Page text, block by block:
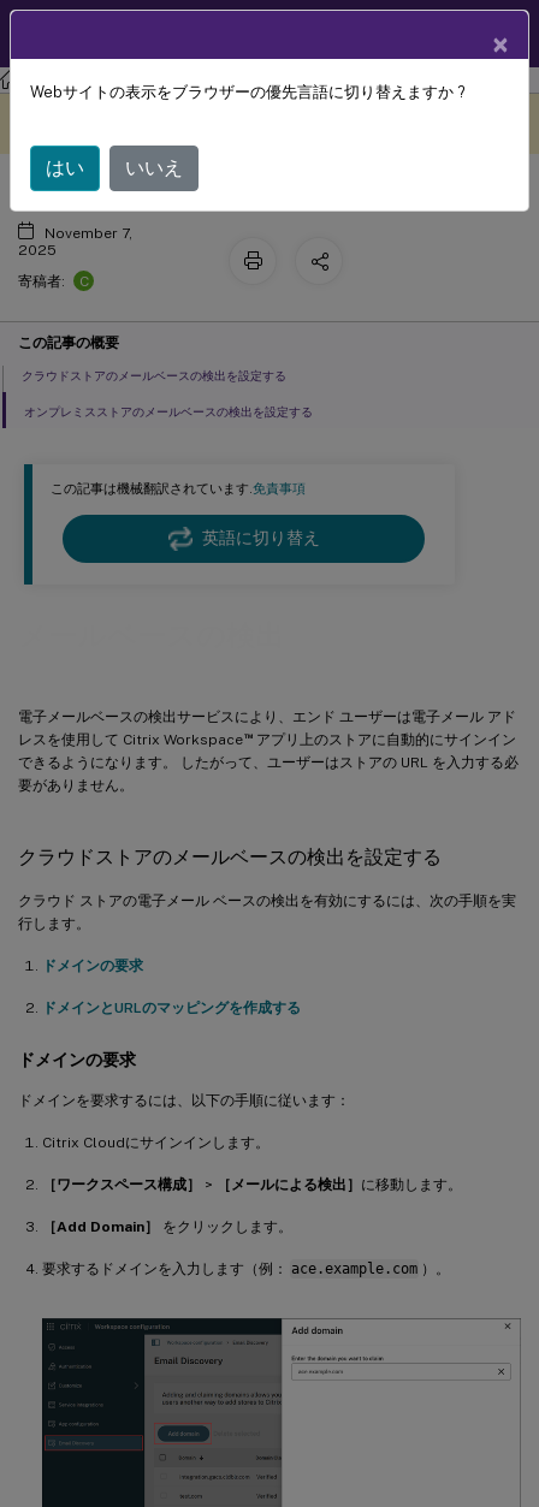
Citrix Workspace
この記事は機械翻訳されています.免責事項
英語に切り替え
電子メールベースの検出サービスにより、エンド ユーザーは電子メール アド
レスを使用して Citrix Workspace™アプリ上のストアに自動的にサインイン
できるようになります。 したがって、ユーザーはストアの URL を入力する必
要がありません。
クラウドストアのメールベースの検出を設定する
クラウド ストアの電子メール ベースの検出を有効にするには、次の手順を実
行します。
ドメインの要求
ドメインとURLのマッピングを作成する
ドメインの要求
ドメインを要求するには、以下の手順に従います：
Citrix Cloudにサインインします。
［ワークスペース構成］ > ［メールによる検出］ に移動します。
［Add Domain］ をクリックします。
要求するドメインを入力します（例： ace.example.com ）。
メールベースの検出
November 7,
2025
寄稿者:
C
この記事の概要
クラウドストアのメールベースの検出を設定する
オンプレミスストアのメールベースの検出を設定する
×
Webサイトの表示をブラウザーの優先言語に切り替えますか ?
はい いいえ